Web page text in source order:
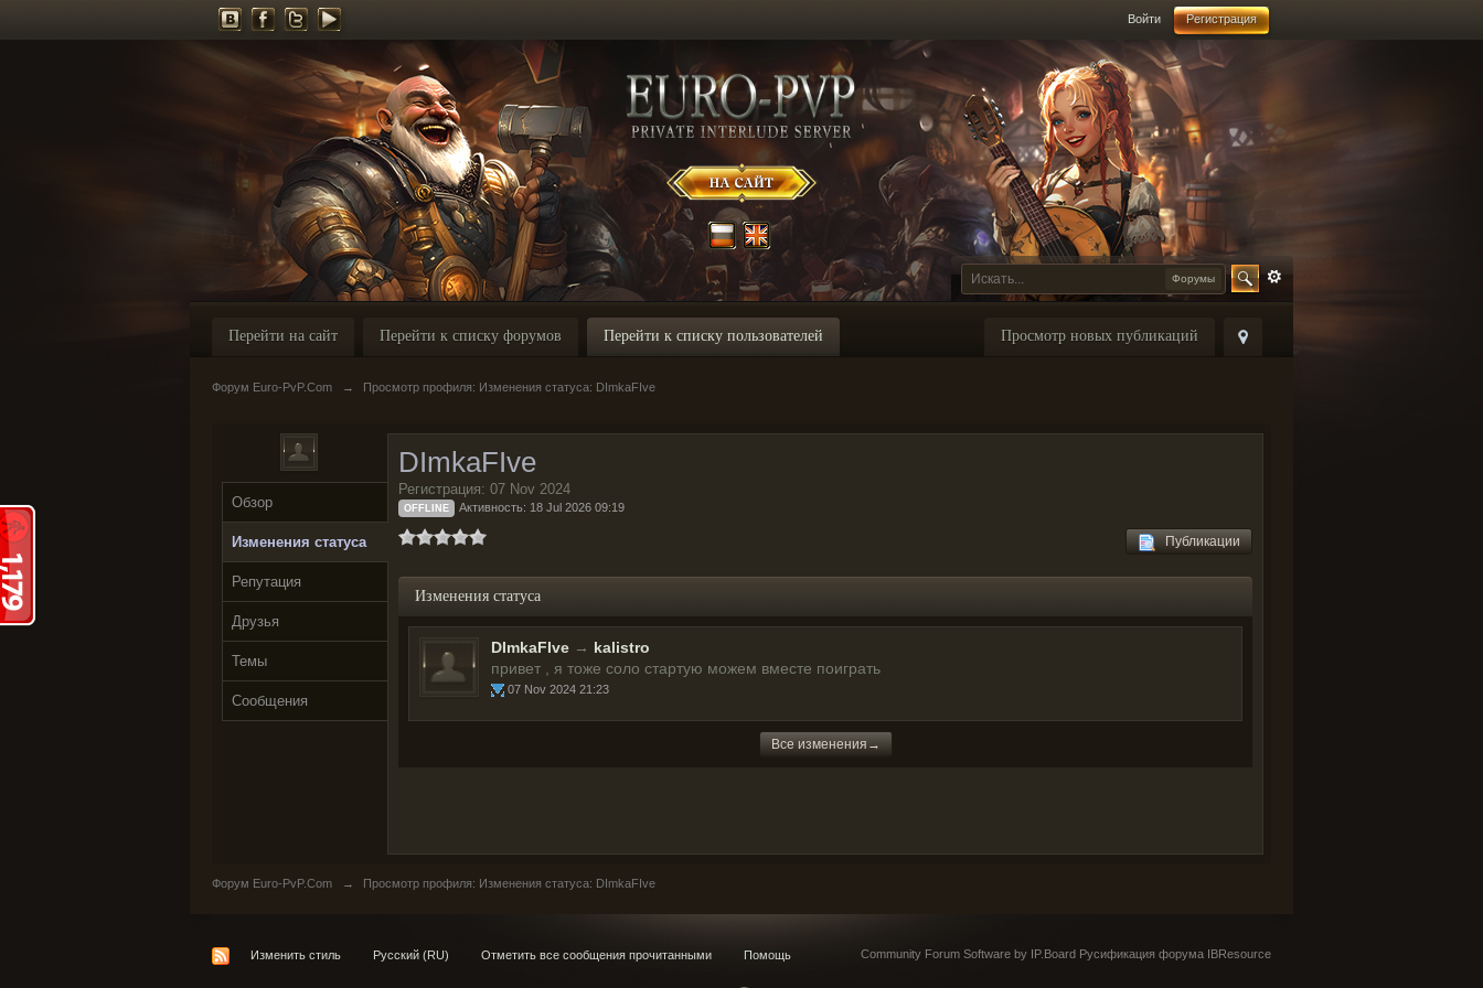
Войти Регистрация
Форумы
Просмотр новых публикаций
Перейти на сайт Перейти к списку форумов Перейти к списку пользователей
Форум Euro-PvP.Com → Просмотр профиля: Изменения статуса: DImkaFIve
Обзор
Изменения статуса
Репутация
Друзья
Темы
Сообщения
DImkaFIve
Регистрация: 07 Nov 2024
OFFLINE Активность: 18 Jul 2026 09:19
Публикации
Изменения статуса
DImkaFIve → kalistro
привет , я тоже соло стартую можем вместе поиграть
07 Nov 2024 21:23
Все изменения→
Форум Euro-PvP.Com → Просмотр профиля: Изменения статуса: DImkaFIve
Изменить стиль Русский (RU) Отметить все сообщения прочитанными Помощь Community Forum Software by IP.Board Русификация форума IBResource